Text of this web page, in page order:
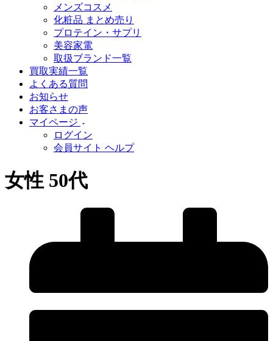
メンズコスメ
化粧品 まとめ売り
プロテイン・サプリ
美容家電
取扱ブランド一覧
買取実績一覧
よくある質問
お知らせ
お客さまの声
マイページ
ログイン
会員サイト ヘルプ
女性 50代